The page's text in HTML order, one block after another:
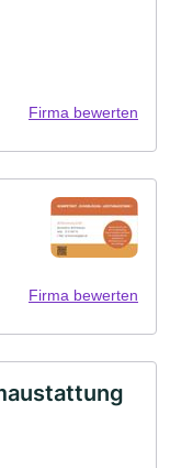
Firma bewerten
Firma bewerten